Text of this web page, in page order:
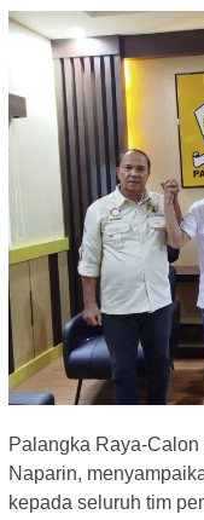
Palangka Raya-
Naparin,
kepada seluruh tim